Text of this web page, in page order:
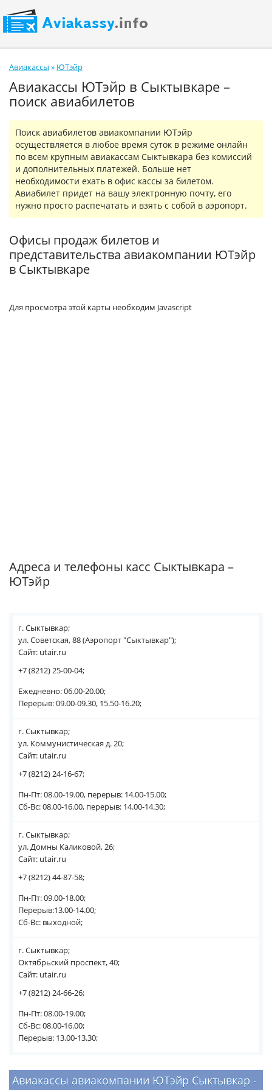
Авиакассы » ЮТэйр
Авиакассы ЮТэйр в Сыктывкаре –
поиск авиабилетов
Поиск авиабилетов авиакомпании ЮТэйр
осуществляется в любое время суток в режиме онлайн
по всем крупным авиакассам Сыктывкара без комиссий
и дополнительных платежей. Больше нет
необходимости ехать в офис кассы за билетом.
Авиабилет придет на вашу электронную почту, его
нужно просто распечатать и взять с собой в аэропорт.
Офисы продаж билетов и
представительства авиакомпании ЮТэйр
в Сыктывкаре
Для просмотра этой карты необходим Javascript
Адреса и телефоны касс Сыктывкара –
ЮТэйр
г. Сыктывкар;
ул. Советская, 88 (Аэропорт "Сыктывкар");
Сайт: utair.ru
+7 (8212) 25-00-04;
Ежедневно: 06.00-20.00;
Перерыв: 09.00-09.30, 15.50-16.20;
г. Сыктывкар;
ул. Коммунистическая д. 20;
Сайт: utair.ru
+7 (8212) 24-16-67;
Пн-Пт: 08.00-19.00, перерыв: 14.00-15.00;
Сб-Вс: 08.00-16.00, перерыв: 14.00-14.30;
г. Сыктывкар;
ул. Домны Каликовой, 26;
Сайт: utair.ru
+7 (8212) 44-87-58;
Пн-Пт: 09.00-18.00;
Перерыв:13.00-14.00;
Сб-Вс: выходной;
г. Сыктывкар;
Октябрьский проспект, 40;
Сайт: utair.ru
+7 (8212) 24-66-26;
Пн-Пт: 08.00-19.00;
Сб-Вс: 08.00-16.00;
Перерыв: 13.00-13.30;
Авиакассы авиакомпании ЮТэйр Сыктывкар -